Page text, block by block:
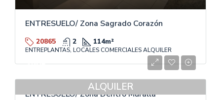
ENTRESUELO/ Zona Sagrado Corazón
20865 2 114m²
ENTREPLANTAS, LOCALES COMERCIALES ALQUILER
ALQUILER
350€
ENTRESUELO/ Zona Dentro Muralla